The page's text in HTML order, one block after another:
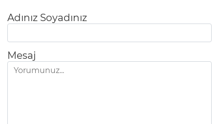
Adınız Soyadınız
Mesaj